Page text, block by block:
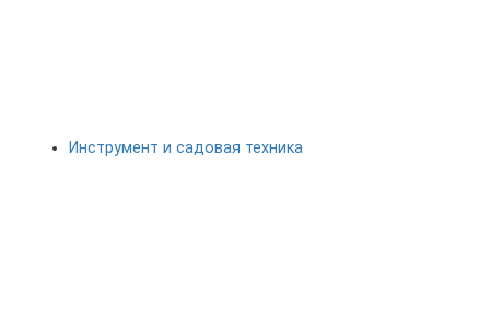
Инструмент и садовая техника